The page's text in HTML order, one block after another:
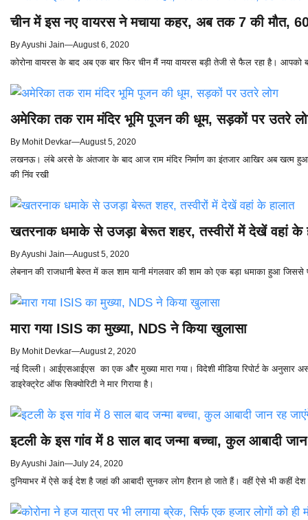
चीन में इस नए वायरस ने मचाया कहर, अब तक 7 की मौत, 60
ByAyushi Jain—August 6, 2020
कोरोना वायरस के बाद अब एक बार फिर चीन मैं नया वायरस बड़ी तेजी से फैल रहा है।
अमेरिका तक राम मंदिर भूमि पूजन की धूम, सड़कों पर उतरे
By Mohit Devkar—August 5, 2020
लखनऊ। लंबे अरसे के अंतजार के बाद आज राम मंदिर निर्माण का इंतजार आखिर अब खत्म हुआ।
की निंव रखी
खतरनाक धमाके से उजड़ा बेरूत शहर, तस्वीरों में देखें वहां के
ByAyushi Jain—August 5, 2020
लेबनान की राजधानी बेरुत में कल शाम यानी मंगलवार की शाम को एक बड़ा धमाका हुआ
मारा गया ISIS का मुख्या, NDS ने किया खुलासा
By Mohit Devkar—August 2, 2020
नई दिल्ली। आईएसआईएस का एक औैर मुख्या मारा गया। विदेशी मीडिया रिपोर्ट के
डाइरेक्ट्रेट ऑफ सिक्योरिटी ने मार गिराया है।
इटली के इस गांव में 8 साल बाद जन्मा बच्चा, कुल आबादी
ByAyushi Jain—July 24, 2020
दुनियाभर में ऐसे कई देश है जहां की आबादी सुनकर लोग हैरान हो जाते हैं। वहीं ऐसे भी कहीं